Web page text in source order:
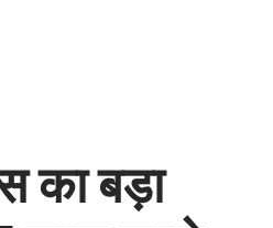
का बड़ा